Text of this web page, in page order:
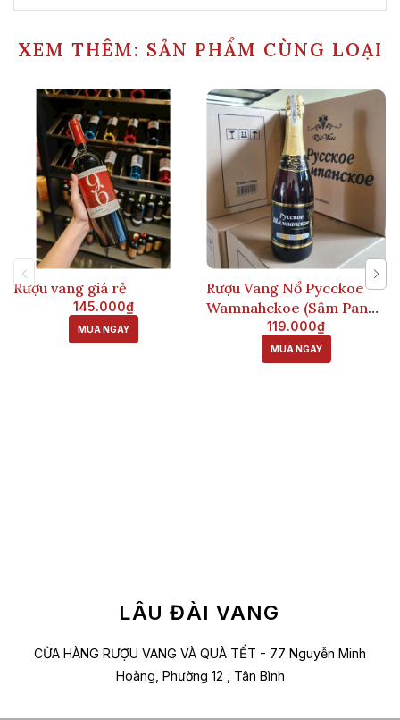
XEM THÊM: SẢN PHẨM CÙNG LOẠI
Rượu vang giá rẻ
145.000₫
MUA NGAY
Rượu Vang Nổ Pycckoe
Wamnahckoe (Sâm Panh
Nga 12 Đồng Tiền)
119.000₫
MUA NGAY
LÂU ĐÀI VANG
CỬA HÀNG RƯỢU VANG VÀ QUÀ TẾT - 77 Nguyễn Minh
Hoàng, Phường 12 , Tân Bình